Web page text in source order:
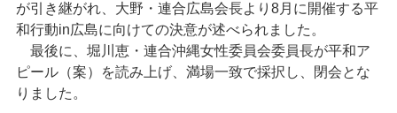
が引き継がれ、大野・連合広島会長より8月に開催する平
和行動in広島に向けての決意が述べられました。
最後に、堀川恵・連合沖縄女性委員会委員長が平和ア
ピール（案）を読み上げ、満場一致で採択し、閉会とな
りました。